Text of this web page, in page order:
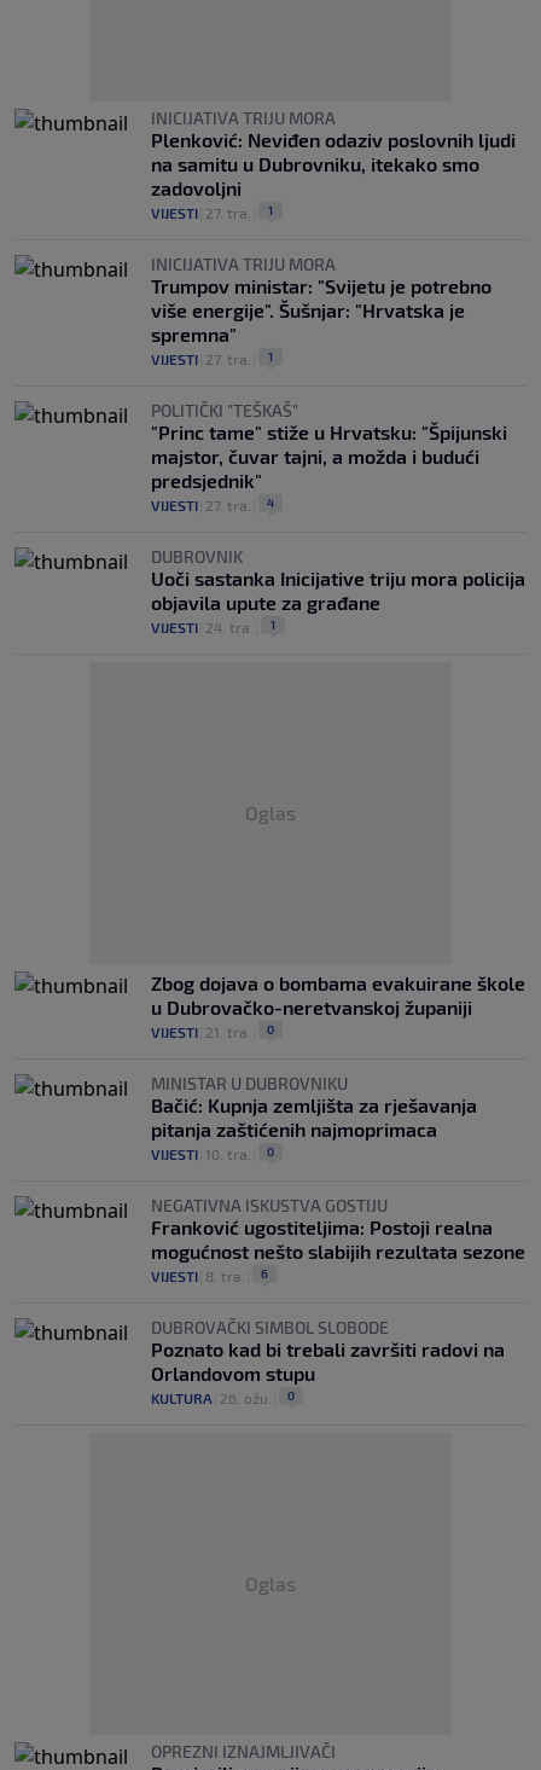
INICIJATIVA TRIJU MORA
Plenković: Neviđen odaziv poslovnih ljudi
na samitu u Dubrovniku, itekako smo
zadovoljni
VIJESTI 27. tra. 1
INICIJATIVA TRIJU MORA
Trumpov ministar: "Svijetu je potrebno
više energije". Šušnjar: "Hrvatska je
spremna"
VIJESTI 27. tra. 1
POLITIČKI "TEŠKAŠ"
"Princ tame" stiže u Hrvatsku: "Špijunski
majstor, čuvar tajni, a možda i budući
predsjednik"
VIJESTI 27. tra. 4
DUBROVNIK
Uoči sastanka Inicijative triju mora policija
objavila upute za građane
VIJESTI 24. tra. 1
Oglas
Zbog dojava o bombama evakuirane škole
u Dubrovačko-neretvanskoj županiji
VIJESTI 21. tra. 0
MINISTAR U DUBROVNIKU
Bačić: Kupnja zemljišta za rješavanja
pitanja zaštićenih najmoprimaca
VIJESTI 10. tra. 0
NEGATIVNA ISKUSTVA GOSTIJU
Franković ugostiteljima: Postoji realna
mogućnost nešto slabijih rezultata sezone
VIJESTI 8. tra. 6
DUBROVAČKI SIMBOL SLOBODE
Poznato kad bi trebali završiti radovi na
Orlandovom stupu
KULTURA 26. ožu. 0
Oglas
OPREZNI IZNAJMLJIVAČI